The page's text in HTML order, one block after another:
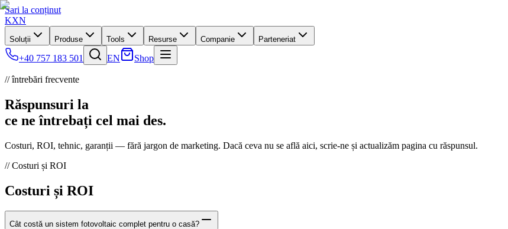
Sari la conținut
KXN
Soluții Produse Tools Resurse Companie Parteneriat
+40 757 183 501 EN Shop
// întrebări frecvente
Răspunsuri la
ce ne întrebați cel mai des.
Costuri, ROI, tehnic, garanții — fără jargon de marketing. Dacă ceva nu se află aici, scrie-ne și actualizăm pagina cu răspunsul.
// Costuri și ROI
Costuri și ROI
Cât costă un sistem fotovoltaic complet pentru o casă?